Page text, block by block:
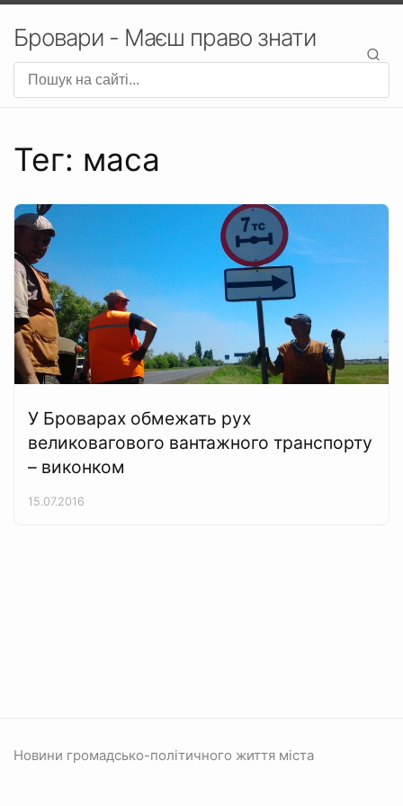
Бровари - Маєш право знати
Тег: маса
У Броварах обмежать рух
великовагового вантажного транспорту
– виконком
15.07.2016
Новини громадсько-політичного життя міста